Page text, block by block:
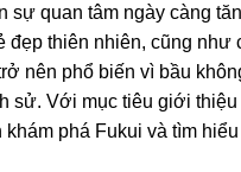
​​sự quan tâm ngày càng
thiên nhiên, cũng
nên phổ biến vì bầu
sử. Với mục tiêu giới
phá Fukui và tìm